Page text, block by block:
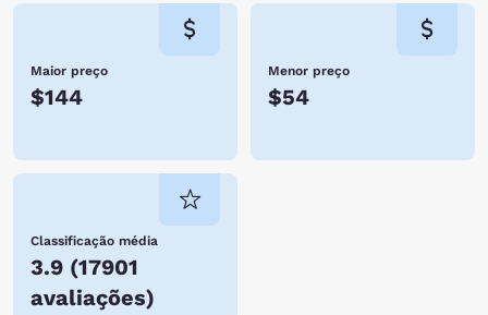
Maior preço
$144
Menor preço
$54
Classificação média
3.9 (17901
avaliações)